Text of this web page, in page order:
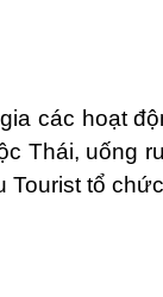
các hoạt
Thái, uống
Tourist tổ